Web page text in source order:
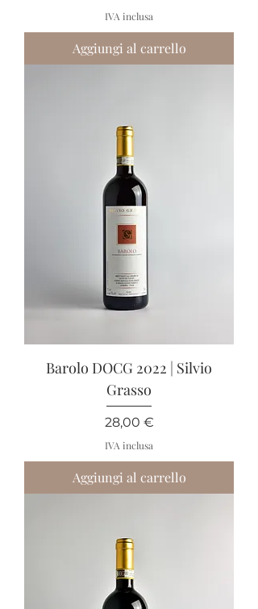
IVA inclusa
Aggiungi al carrello
Barolo DOCG 2022 | Silvio
Grasso
Prezzo
28,00 €
IVA inclusa
Aggiungi al carrello